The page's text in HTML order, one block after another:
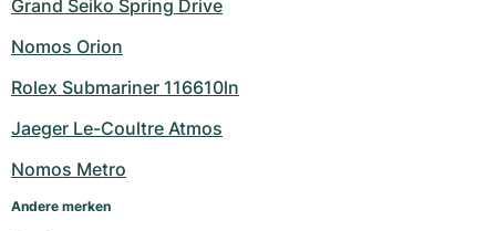
Grand Seiko Spring Drive
Nomos Orion
Rolex Submariner 116610ln
Jaeger Le-Coultre Atmos
Nomos Metro
Andere merken